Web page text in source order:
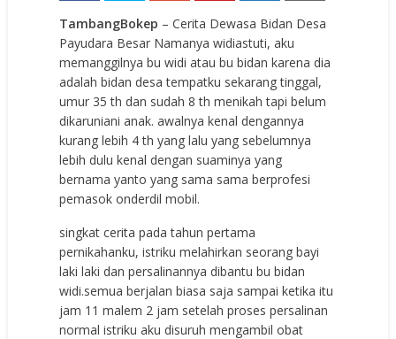
TambangBokep – Cerita Dewasa Bidan Desa
Payudara Besar Namanya widiastuti, aku
memanggilnya bu widi atau bu bidan karena dia
adalah bidan desa tempatku sekarang tinggal,
umur 35 th dan sudah 8 th menikah tapi belum
dikaruniani anak. awalnya kenal dengannya
kurang lebih 4 th yang lalu yang sebelumnya
lebih dulu kenal dengan suaminya yang
bernama yanto yang sama sama berprofesi
pemasok onderdil mobil.
singkat cerita pada tahun pertama
pernikahanku, istriku melahirkan seorang bayi
laki laki dan persalinannya dibantu bu bidan
widi.semua berjalan biasa saja sampai ketika itu
jam 11 malem 2 jam setelah proses persalinan
normal istriku aku disuruh mengambil obat